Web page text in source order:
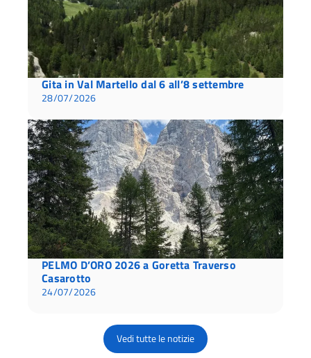
Gita in Val Martello dal 6 all’8 settembre
28/07/2026
PELMO D’ORO 2026 a Goretta Traverso
Casarotto
24/07/2026
Vedi tutte le notizie